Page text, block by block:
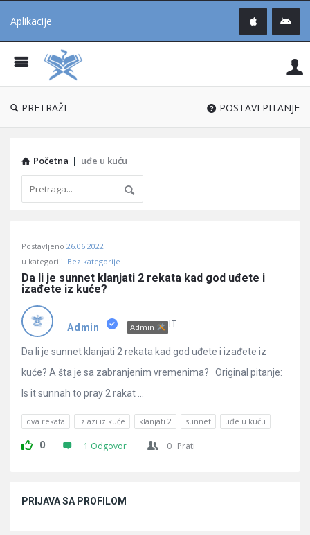
Aplikacije
®
PRETRAŽI POSTAVI PITANJE
Početna | uđe u kuću
Učene
Latest
Pitanja
Postavljeno 26.06.2022
u kategoriji: Bez kategorije
Da li je sunnet klanjati 2 rekata kad god uđete i
izađete iz kuće?
Admin Admin IT
Da li je sunnet klanjati 2 rekata kad god uđete i izađete iz
kuće? A šta je sa zabranjenim vremenima? Original pitanje:
Is it sunnah to pray 2 rakat ...
dva rekata izlazi iz kuće klanjati 2 sunnet uđe u kuću
0 1 Odgovor 0 Prati
PRIJAVA SA PROFILOM